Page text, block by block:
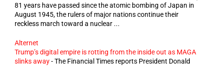
81 years have passed since the atomic bombing of Japan in
August 1945, the rulers of major nations continue their
reckless march toward a nuclear ...
Alternet
Trump’s digital empire is rotting from the inside out as MAGA
slinks away-The Financial Times reports President Donald